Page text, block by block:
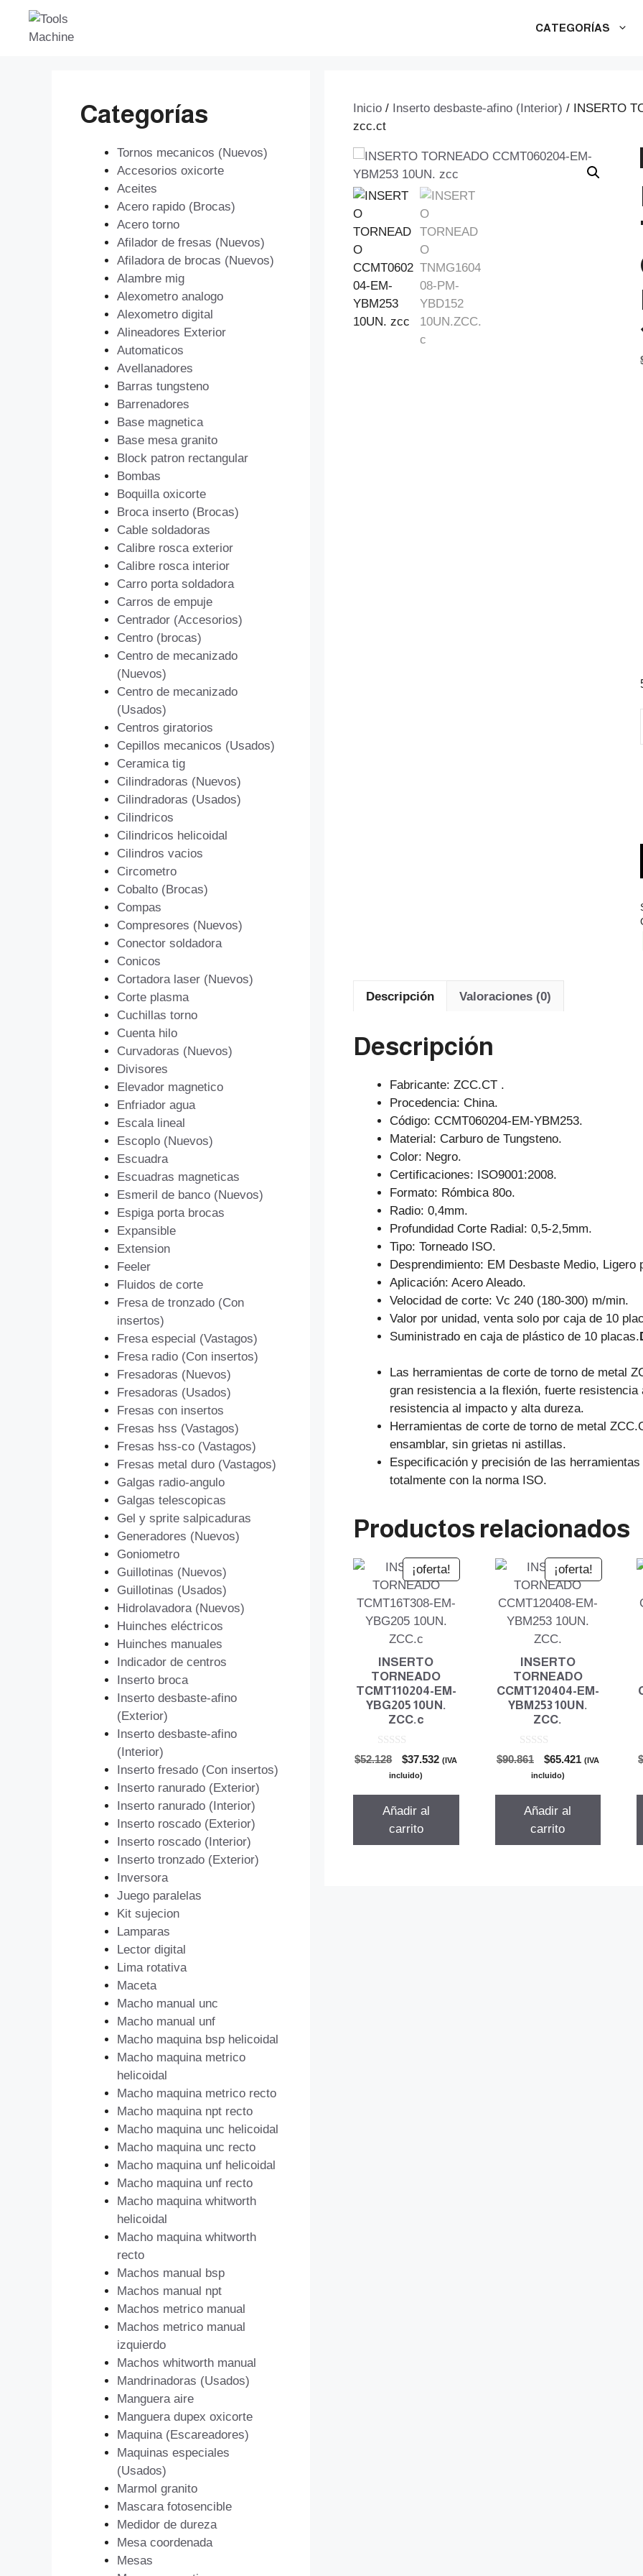
Saltar
contenido
CATEGORÍAS
Inicio / Inserto desbaste-afino (Interior) / INSERTO
zcc.ct
Descripción Valoraciones (0)
Descripción
Fabricante: ZCC.CT .
Procedencia: China.
Código: CCMT060204-EM-YBM253.
Material: Carburo de Tungsteno.
Color: Negro.
Certificaciones: ISO9001:2008.
Formato: Rómbica 80o.
Radio: 0,4mm.
Profundidad Corte Radial: 0,5-2,5mm.
Tipo: Torneado ISO.
Desprendimiento: EM Desbaste Medio, Ligero
Aplicación: Acero Aleado.
Velocidad de corte: Vc 240 (180-300) m/min.
Valor por unidad, venta solo por caja de 10
Suministrado en caja de plástico de 10 placas.
Las herramientas de corte de torno de metal
gran resistencia a la flexión, fuerte
resistencia al impacto y alta dureza.
Herramientas de corte de torno de metal
ensamblar, sin grietas ni astillas.
Especificación y precisión de las
totalmente con la norma ISO.
Productos relacionados
¡oferta!
INSERTO
TORNEADO
TCMT110204-EM-
YBG205 10UN.
ZCC.c
0
d
$52.128
El
precio
era:
$37.532El(IVA
incluido)
Añadir al
carrito
¡oferta!
INSERTO
TORNEADO
CCMT120404-EM-
YBM253 10UN.
ZCC.
0
d
$90.861
El
precio
era:
$65.421 El
(IVA
incluido)
Añadir al
carrito
Categorías
Tornos mecanicos (Nuevos)
Accesorios oxicorte
Aceites
Acero rapido (Brocas)
Acero torno
Afilador de fresas (Nuevos)
Afiladora de brocas (Nuevos)
Alambre mig
Alexometro analogo
Alexometro digital
Alineadores Exterior
Automaticos
Avellanadores
Barras tungsteno
Barrenadores
Base magnetica
Base mesa granito
Block patron rectangular
Bombas
Boquilla oxicorte
Broca inserto (Brocas)
Cable soldadoras
Calibre rosca exterior
Calibre rosca interior
Carro porta soldadora
Carros de empuje
Centrador (Accesorios)
Centro (brocas)
Centro de mecanizado
(Nuevos)
Centro de mecanizado
(Usados)
Centros giratorios
Cepillos mecanicos (Usados)
Ceramica tig
Cilindradoras (Nuevos)
Cilindradoras (Usados)
Cilindricos
Cilindricos helicoidal
Cilindros vacios
Circometro
Cobalto (Brocas)
Compas
Compresores (Nuevos)
Conector soldadora
Conicos
Cortadora laser (Nuevos)
Corte plasma
Cuchillas torno
Cuenta hilo
Curvadoras (Nuevos)
Divisores
Elevador magnetico
Enfriador agua
Escala lineal
Escoplo (Nuevos)
Escuadra
Escuadras magneticas
Esmeril de banco (Nuevos)
Espiga porta brocas
Expansible
Extension
Feeler
Fluidos de corte
Fresa de tronzado (Con
insertos)
Fresa especial (Vastagos)
Fresa radio (Con insertos)
Fresadoras (Nuevos)
Fresadoras (Usados)
Fresas con insertos
Fresas hss (Vastagos)
Fresas hss-co (Vastagos)
Fresas metal duro (Vastagos)
Galgas radio-angulo
Galgas telescopicas
Gel y sprite salpicaduras
Generadores (Nuevos)
Goniometro
Guillotinas (Nuevos)
Guillotinas (Usados)
Hidrolavadora (Nuevos)
Huinches eléctricos
Huinches manuales
Indicador de centros
Inserto broca
Inserto desbaste-afino
(Exterior)
Inserto desbaste-afino
(Interior)
Inserto fresado (Con insertos)
Inserto ranurado (Exterior)
Inserto ranurado (Interior)
Inserto roscado (Exterior)
Inserto roscado (Interior)
Inserto tronzado (Exterior)
Inversora
Juego paralelas
Kit sujecion
Lamparas
Lector digital
Lima rotativa
Maceta
Macho manual unc
Macho manual unf
Macho maquina bsp helicoidal
Macho maquina metrico
helicoidal
Macho maquina metrico recto
Macho maquina npt recto
Macho maquina unc helicoidal
Macho maquina unc recto
Macho maquina unf helicoidal
Macho maquina unf recto
Macho maquina whitworth
helicoidal
Macho maquina whitworth
recto
Machos manual bsp
Machos manual npt
Machos metrico manual
Machos metrico manual
izquierdo
Machos whitworth manual
Mandrinadoras (Usados)
Manguera aire
Manguera dupex oxicorte
Maquina (Escareadores)
Maquinas especiales
(Usados)
Marmol granito
Mascara fotosencible
Medidor de dureza
Mesa coordenada
Mesas